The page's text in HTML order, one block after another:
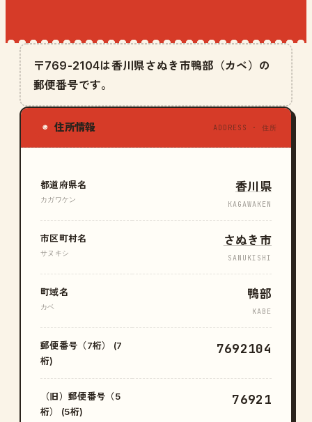
〒769-2104は香川県さぬき市鴨部（カベ）の
郵便番号です。
◉ 住所情報 ADDRESS · 住所
都道府県名
カガワケン
香川県
KAGAWAKEN
市区町村名
サヌキシ
さぬき市
SANUKISHI
町域名
カベ
鴨部
KABE
郵便番号（7桁） (7
桁)
7692104
（旧）郵便番号（5
桁） (5桁)
76921